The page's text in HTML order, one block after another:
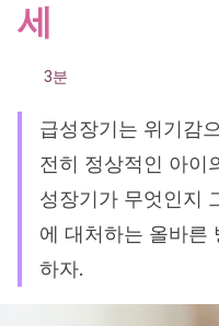
세
3분
급성장기는 위기감
전히 정상적인 아이
성장기가 무엇인지
에 대처하는 올바른
하자.